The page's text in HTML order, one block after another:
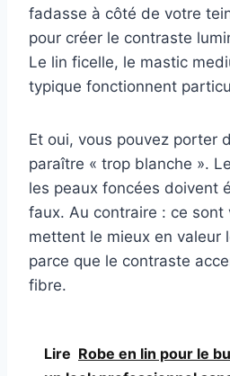
fadasse à côté de votre
pour créer le contraste
Le lin ficelle, le mastic
typique fonctionnent
Et oui, vous pouvez porter
paraître « trop blanche ».
les peaux foncées doivent
faux. Au contraire : ce sont
mettent le mieux en valeur
parce que le contraste
fibre.
Lire Robe en lin pour le